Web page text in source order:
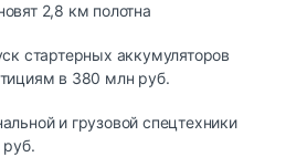
2,8 км полотна
стартерных аккумуляторов
в 380 млн руб.
и грузовой спецтехники